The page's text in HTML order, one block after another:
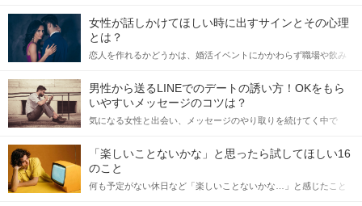
女性が話しかけてほしい時に出すサインとその心理
とは？
恋人を作れるかどうかは、婚活イベントにかかわらず職場や飲み
てアプローチできるかにも左右されます。 これから恋人作りを本
格的に始めようとしている方は、女性が異性を求めて出すサイン
をしっかりと理解し、正しい行動に移せるかどうかが重要。 この
記事では、女性が話しかけて欲しい時に出すサインとその心理を
合にどのような行動に繋げるべきかをご紹介していきます。
男性から送るLINEでのデートの誘い方！OKをもら
いやすいメッセージのコツは？
気になる女性と出会い、メッセージのやり取りを続けてく中で
しかし、中には「どう誘ったらいいの？」とお困りの男性もいら
っしゃるのではないでしょうか。 そこで今回は、男性から女性へ
送るLINEでのデートの誘い方のコツをご紹介します。例文も混じ
えながら解説するので、ぜひ参考にしてください。
「楽しいことないかな」と思ったら試してほしい16
のこと
何も予定がない休日など「楽しいことないかな…」と感じたこと